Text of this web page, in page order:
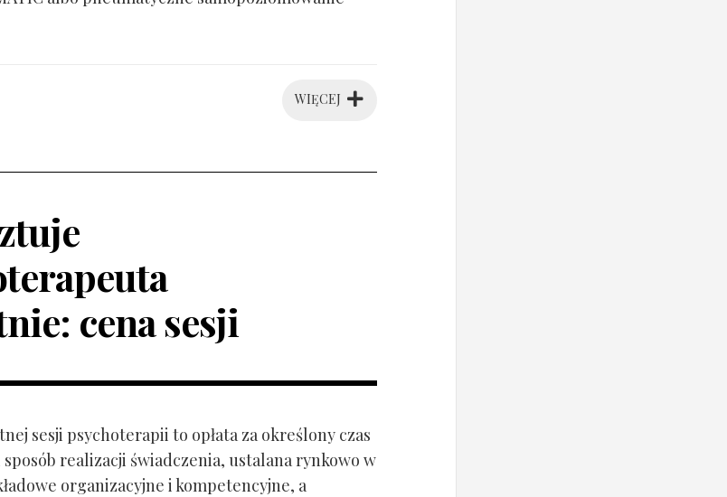
WIĘCEJ
cena sesji
sesji psychoterapii to opłata za określony czas
realizacji świadczenia, ustalana rynkowo w
organizacyjne i kompetencyjne, a